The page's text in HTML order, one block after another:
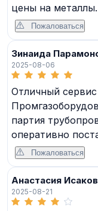
цены на металлы.
Пожаловаться
Зинаида
2025-08-06
Отличный
партия
оперативно
Пожаловаться
Анастасия
2025-08-21